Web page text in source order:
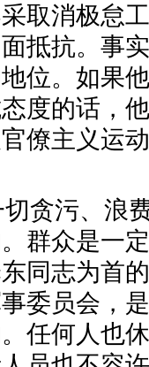
取消极怠
抵抗。事
位。如果
度的话，
僚主义运
贪污、浪
群众是一
同志为首
委员会，
任何人也